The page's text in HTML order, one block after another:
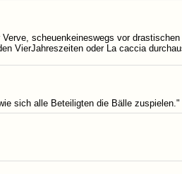
scheuenkeineswegs vor
VierJahreszeiten oder La caccia
sich alle Beteiligten die Bälle zuspielen."